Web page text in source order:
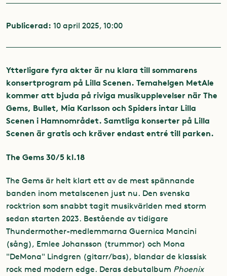
Publicerad: 10 april 2025, 10:00
Ytterligare fyra akter är nu klara till sommarens
konsertprogram på Lilla Scenen. Temahelgen MetAle
kommer att bjuda på riviga musikupplevelser när The
Gems, Bullet, Mia Karlsson och Spiders intar Lilla
Scenen i Hamnområdet. Samtliga konserter på Lilla
Scenen är gratis och kräver endast entré till parken.
The Gems 30/5 kl.18
The Gems är helt klart ett av de mest spännande
banden inom metalscenen just nu. Den svenska
rocktrion som snabbt tagit musikvärlden med storm
sedan starten 2023. Bestående av tidigare
Thundermother-medlemmarna Guernica Mancini
(sång), Emlee Johansson (trummor) och Mona
"DeMona" Lindgren (gitarr/bas), blandar de klassisk
rock med modern edge. Deras debutalbum Phoenix